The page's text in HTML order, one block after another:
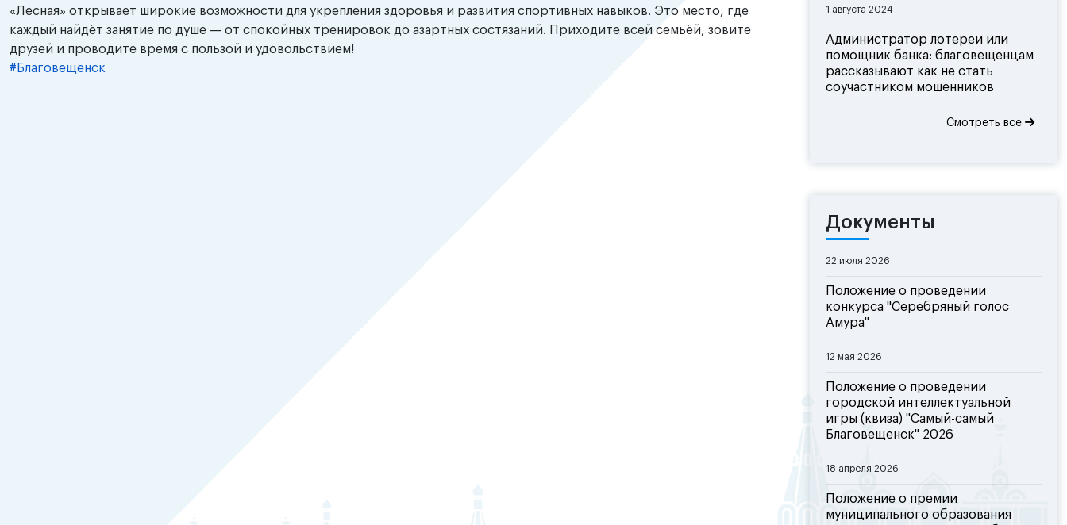
«Лесная» открывает широкие возможности для укрепления здоровья и развития спортивных навыков. Это место, где
каждый найдёт занятие по душе — от спокойных тренировок до азартных состязаний. Приходите всей семьёй, зовите
друзей и проводите время с пользой и удовольствием!
#Благовещенск
1 августа 2024
Администратор лотереи или
помощник банка: благовещенцам
рассказывают как не стать
соучастником мошенников
Смотреть все
Документы
22 июля 2026
Положение о проведении
конкурса "Серебряный голос
Амура"
12 мая 2026
Положение о проведении
городской интеллектуальной
игры (квиза) "Самый-самый
Благовещенск" 2026
18 апреля 2026
Положение о премии
муниципального образования